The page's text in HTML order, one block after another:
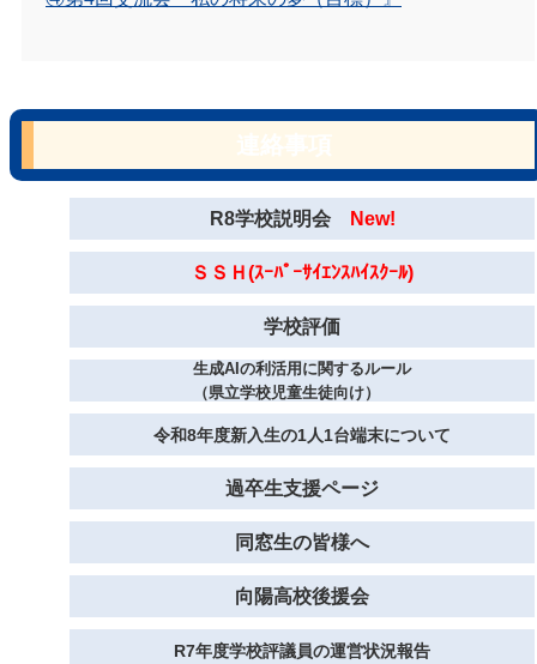
R8学校説明会 New!
ＳＳＨ(ｽｰﾊﾟｰｻｲｴﾝｽﾊｲｽｸｰﾙ)
学校評価
生成AIの利活用に関するルール
（県立学校児童生徒向け）
令和8年度新入生の1人1台端末について
過卒生支援ページ
同窓生の皆様へ
向陽高校後援会
R7年度学校評議員の運営状況報告